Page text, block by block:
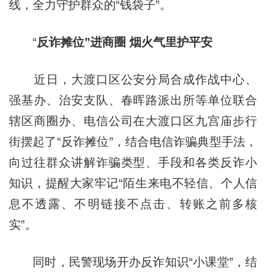
线，全力守护群众的“钱袋子”。
“反诈摊位”进商圈 烟火气里护平安
近日，大渡口区公安分局合成作战中心、
强基办、治安支队、春晖路派出所等单位联合
辖区商圈办、电信公司在大渡口区九宫庙步行
街摆起了“反诈摊位”，结合电信诈骗典型手法，
向过往群众讲解诈骗类型、手段和各类反诈小
知识，提醒大家牢记“陌生来电不轻信、个人信
息不透露、不明链接不点击、转账之前多核
实”。
同时，民警现场开办反诈知识“小课堂”，结